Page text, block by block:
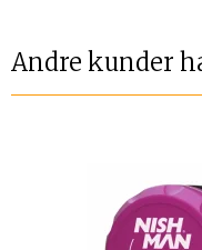
Andre kunder